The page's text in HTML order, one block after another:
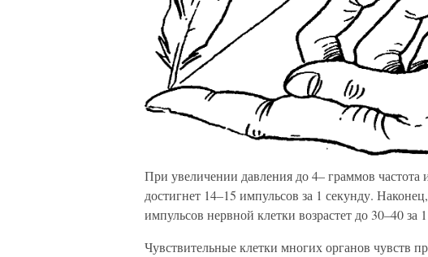
При увеличении давления до 4– граммов частота
достигнет 14–15 импульсов за 1 секунду.
импульсов нервной клетки возрастет до 30–40 за
Чувствительные клетки многих органов чувств